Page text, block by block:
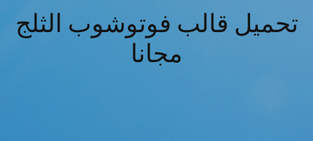
تحميل قالب فوتوشوب الثلج
مجانا